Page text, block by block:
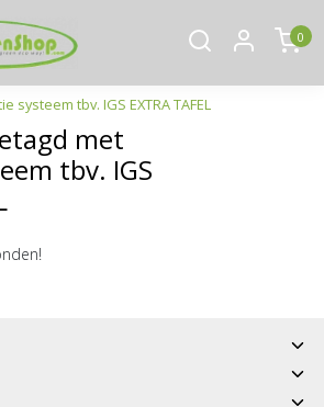
0
systeem tbv. IGS EXTRA TAFEL
met
tbv. IGS